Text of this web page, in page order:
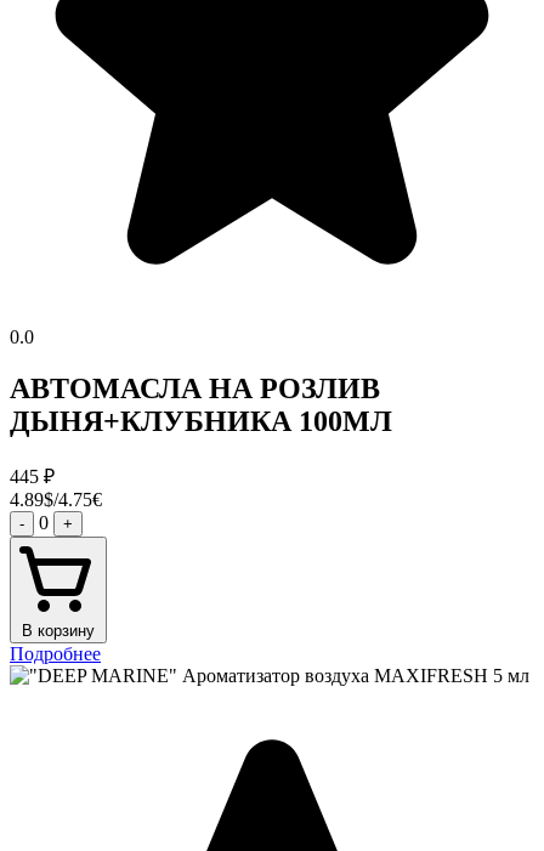
0.0
АВТОМАСЛА НА РОЗЛИВ
ДЫНЯ+КЛУБНИКА 100МЛ
445 ₽
4.89$/4.75€
- 0 +
В корзину
Подробнее